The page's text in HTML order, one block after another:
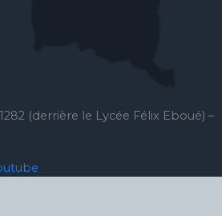
(derrière le Lycée Félix Eboué) –